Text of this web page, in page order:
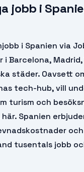
jobb i
i Spanien via
Barcelona,
städer. Oavsett
tech-hub, vill
turism och
Spanien
tusentals jobb